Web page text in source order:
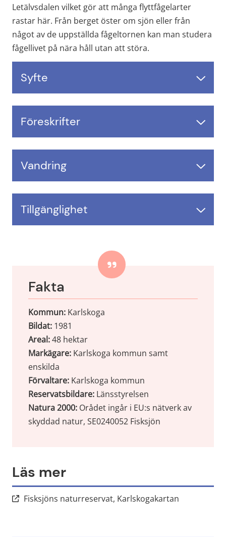
Letälvsdalen vilket gör att många flyttfågelarter
rastar här. Från berget öster om sjön eller från
något av de uppställda fågeltornen kan man studera
fågellivet på nära håll utan att störa.
Syfte
Föreskrifter
Vandring
Tillgänglighet
Fakta
Kommun: Karlskoga
Bildat: 1981
Areal: 48 hektar
Markägare: Karlskoga kommun samt
enskilda
Förvaltare: Karlskoga kommun
Reservatsbildare: Länsstyrelsen
Natura 2000: Orådet ingår i EU:s nätverk av
skyddad natur, SE0240052 Fisksjön
Läs mer
Fisksjöns naturreservat, Karlskogakartan